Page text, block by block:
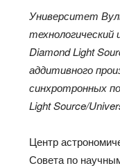
Университет
Diamond Light
аддитивного
синхротронных
Light Source/
Центр
Совета по